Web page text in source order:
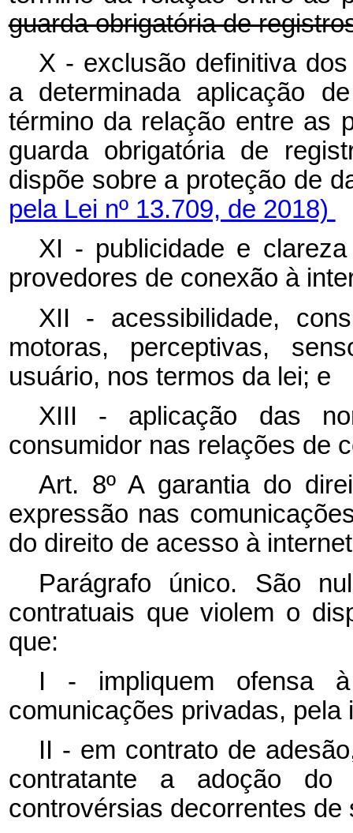
guarda obrigatória de
X - exclusão definitiva
a determinada aplicação
término da relação entre as
guarda obrigatória de
dispõe sobre a proteção
pela Lei nº 13.709, de 2018)
XI - publicidade e
provedores de conexão à
XII - acessibilidade,
motoras, perceptivas,
usuário, nos termos da lei; e
XIII - aplicação das
consumidor nas relações de
Art. 8ºA garantia do
expressão nas
do direito de acesso à
Parágrafo único. São
contratuais que violem o
que:
I - impliquem ofensa
comunicações privadas, pela
II - em contrato de
contratante a adoção
controvérsias decorrentes